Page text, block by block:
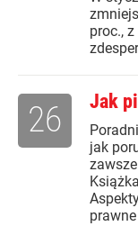
proc.,
Jak
jak
26